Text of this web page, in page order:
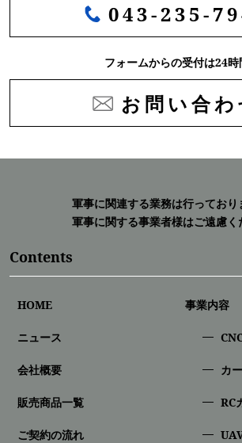
043-235-
フォームからの受付は24時
お問い合わ
軍事に関連する業務は行っており
軍事に関する事業者様はご遠慮く
Contents
HOME
ニュース
会社概要
販売商品一覧
ご契約の流れ
事業内容
カ
RC